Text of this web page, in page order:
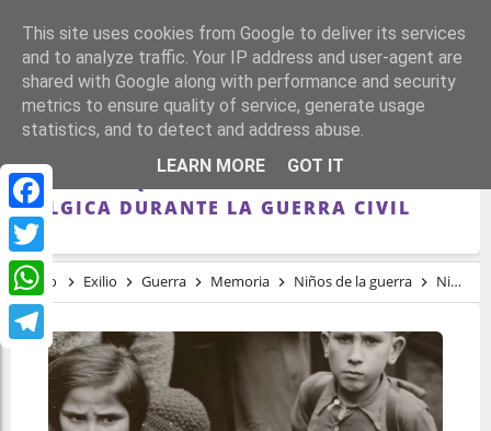
Facebook
Twitter
WhatsApp
Telegram
NIÑOS DE LA GUERRA: LOS 5.000
MENORES QUE FUERON EVACUADOS A
BÉLGICA DURANTE LA GUERRA CIVIL
Inicio Exilio Guerra Memoria Niños de la guerra Niños de la guerra: los 5.000 menores que fueron evacuados a Bélgica durante la Guerra Civil
This site uses cookies from Google to deliver its services
and to analyze traffic. Your IP address and user-agent are
shared with Google along with performance and security
metrics to ensure quality of service, generate usage
statistics, and to detect and address abuse.
LEARN MORE
GOT IT